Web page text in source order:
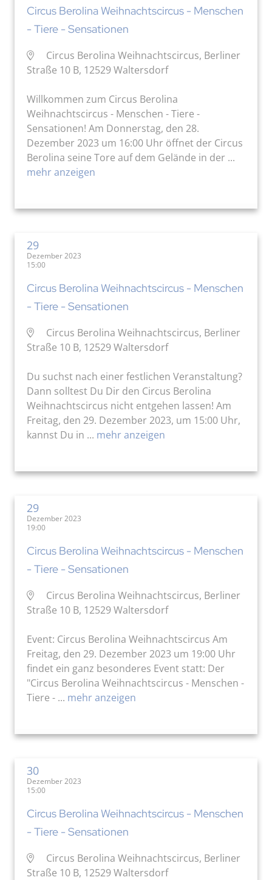
Circus Berolina Weihnachtscircus - Menschen
- Tiere - Sensationen
Circus Berolina Weihnachtscircus, Berliner
Straße 10 B, 12529 Waltersdorf
Willkommen zum Circus Berolina
Weihnachtscircus - Menschen - Tiere -
Sensationen! Am Donnerstag, den 28.
Dezember 2023 um 16:00 Uhr öffnet der Circus
Berolina seine Tore auf dem Gelände in der ...
mehr anzeigen
29
Dezember 2023
15:00
Circus Berolina Weihnachtscircus - Menschen
- Tiere - Sensationen
Circus Berolina Weihnachtscircus, Berliner
Straße 10 B, 12529 Waltersdorf
Du suchst nach einer festlichen Veranstaltung?
Dann solltest Du Dir den Circus Berolina
Weihnachtscircus nicht entgehen lassen! Am
Freitag, den 29. Dezember 2023, um 15:00 Uhr,
kannst Du in ... mehr anzeigen
29
Dezember 2023
19:00
Circus Berolina Weihnachtscircus - Menschen
- Tiere - Sensationen
Circus Berolina Weihnachtscircus, Berliner
Straße 10 B, 12529 Waltersdorf
Event: Circus Berolina Weihnachtscircus Am
Freitag, den 29. Dezember 2023 um 19:00 Uhr
findet ein ganz besonderes Event statt: Der
"Circus Berolina Weihnachtscircus - Menschen -
Tiere - ... mehr anzeigen
30
Dezember 2023
15:00
Circus Berolina Weihnachtscircus - Menschen
- Tiere - Sensationen
Circus Berolina Weihnachtscircus, Berliner
Straße 10 B, 12529 Waltersdorf